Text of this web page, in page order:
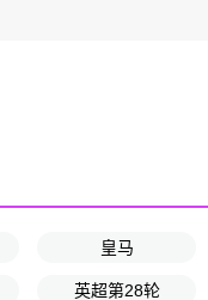
皇马
英超第28轮